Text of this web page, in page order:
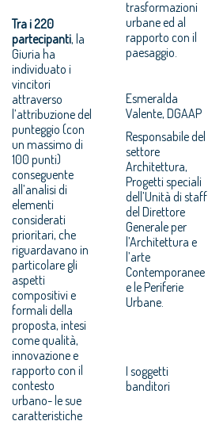
Tra i 220
partecipanti, la
Giuria ha
individuato i
vincitori
attraverso
l’attribuzione del
punteggio (con
un massimo di
100 punti)
conseguente
all’analisi di
elementi
considerati
prioritari, che
riguardavano in
particolare gli
aspetti
compositivi e
formali della
proposta, intesi
come qualità,
innovazione e
rapporto con il
contesto
urbano- le sue
caratteristiche
trasformazioni
urbane ed al
rapporto con il
paesaggio.
Esmeralda
Valente, DGAAP
Responsabile del
settore
Architettura,
Progetti speciali
dell’Unità di staff
del Direttore
Generale per
l’Architettura e
l’arte
Contemporanee
e le Periferie
Urbane.
I soggetti
banditori